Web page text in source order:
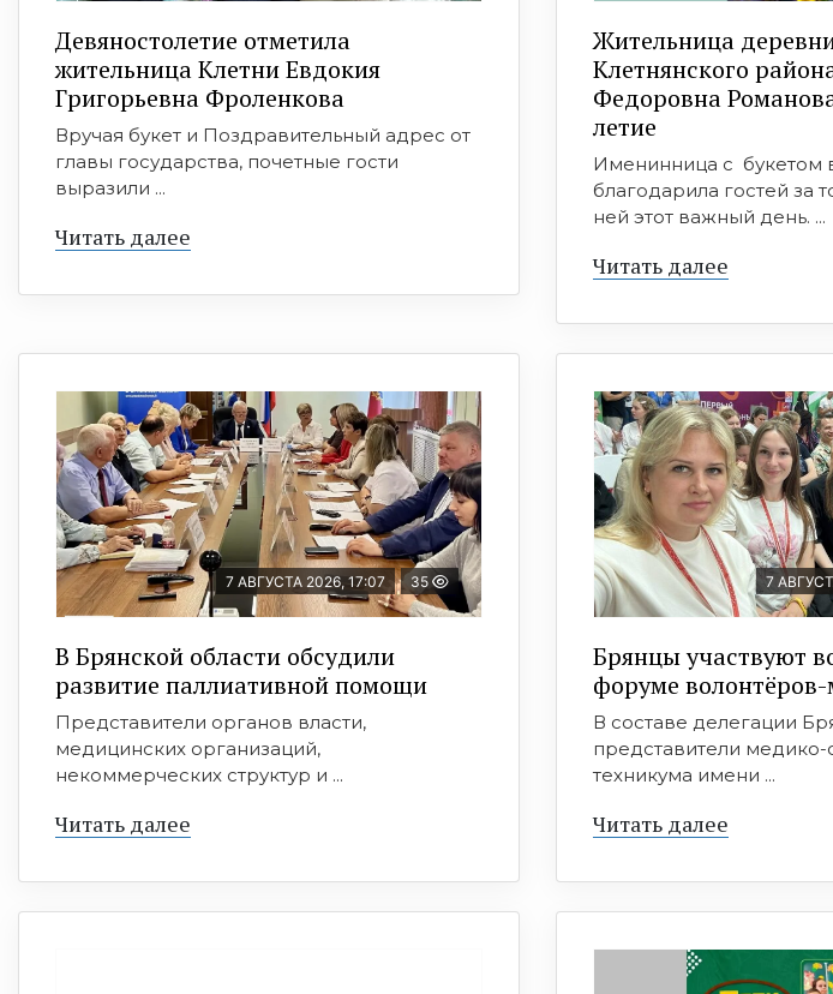
Девяностолетие отметила
жительница Клетни Евдокия
Григорьевна Фроленкова
Вручая букет и Поздравительный адрес от
главы государства, почетные гости
выразили ...
Читать далее
Жительница
Клетнянского
Федоровна
летие
Именинница с букетом
благодарила гостей за
ней этот важный день. ...
Читать далее
7 АВГУСТА 2026, 17:07 35
В Брянской области обсудили
развитие паллиативной помощи
Представители органов власти,
медицинских организаций,
некоммерческих структур и ...
Читать далее
7
Брянцы участвуют
форуме
В составе делегации
представители медико-
техникума имени ...
Читать далее